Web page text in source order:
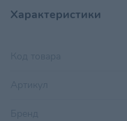
Характеристики